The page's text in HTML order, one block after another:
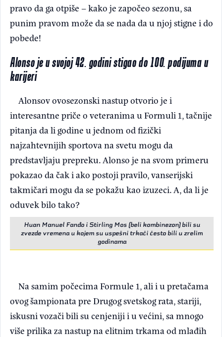
pravo da ga otpiše – kako je započeo sezonu, sa
punim pravom može da se nada da u njoj stigne i do
pobede!
Alonso je u svojoj 42. godini stigao do 100. podijuma u
karijeri
Alonsov ovosezonski nastup otvorio je i
interesantne priče o veteranima u Formuli 1, tačnije
pitanja da li godine u jednom od fizički
najzahtevnijih sportova na svetu mogu da
predstavljaju prepreku. Alonso je na svom primeru
pokazao da čak i ako postoji pravilo, vanserijski
takmičari mogu da se pokažu kao izuzeci. A, da li je
oduvek bilo tako?
Huan Manuel Fanđo i Stirling Mos (beli kombinezon) bili su
zvezde vremena u kojem su uspešni trkači često bili u zrelim
godinama
Na samim počecima Formule 1, ali i u pretačama
ovog šampionata pre Drugog svetskog rata, stariji,
iskusni vozači bili su cenjeniji i u većini, sa mnogo
više prilika za nastup na elitnim trkama od mlađih